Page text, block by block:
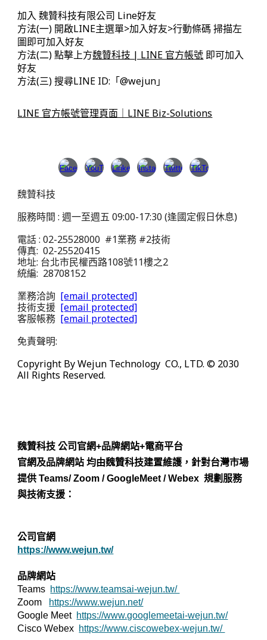
加入 魏贊科技有限公司 Line好友
方法(一) 開啟LINE主選單>加入好友>行動條碼 掃描左
圖即可加入好友
方法(二) 點擊上方魏贊科技 | LINE 官方帳號 即可加入
好友
方法(三) 搜尋LINE ID:「@wejun」
LINE 官方帳號管理頁面｜LINE Biz-Solutions
魏贊科技
服務時間 : 週一至週五 09:00-17:30 (逢國定假日休息)
電話 : 02-25528000 #1業務 #2技術
傳真: 02-25520415
地址: 台北市民權西路108號11樓之2
統編: 28708152
業務洽詢 [email protected]
技術支援 [email protected]
客服帳務 [email protected]
免責聲明:
Copyright By Wejun Technology CO., LTD. © 2030
All Rights Reserved.
魏贊科技 公司官網+品牌網站+電商平台
官網及品牌網站 均由魏贊科技建置維護，針對台灣市場
提供 Teams/ Zoom / GoogleMeet / Webex 規劃服務
與技術支援：
公司官網
https://www.wejun.tw/
品牌網站
Teams https://www.teamsai-wejun.tw/
Zoom https://www.wejun.net/
Google Meet https://www.googlemeetai-wejun.tw/
Cisco Webex https://www.ciscowebex-wejun.tw/